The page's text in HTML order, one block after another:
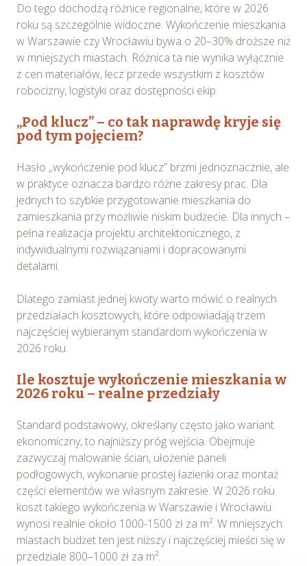
Do tego dochodzą różnice regionalne, które w 2026
roku są szczególnie widoczne. Wykończenie mieszkania
w Warszawie czy Wrocławiu bywa o 20–30% droższe niż
w mniejszych miastach. Różnica ta nie wynika wyłącznie
z cen materiałów, lecz przede wszystkim z kosztów
robocizny, logistyki oraz dostępności ekip.
„Pod klucz” – co tak naprawdę kryje się
pod tym pojęciem?
Hasło „wykończenie pod klucz” brzmi jednoznacznie, ale
w praktyce oznacza bardzo różne zakresy prac. Dla
jednych to szybkie przygotowanie mieszkania do
zamieszkania przy możliwie niskim budżecie. Dla innych –
pełna realizacja projektu architektonicznego, z
indywidualnymi rozwiązaniami i dopracowanymi
detalami.
Dlatego zamiast jednej kwoty warto mówić o realnych
przedziałach kosztowych, które odpowiadają trzem
najczęściej wybieranym standardom wykończenia w
2026 roku.
Ile kosztuje wykończenie mieszkania w
2026 roku – realne przedziały
Standard podstawowy, określany często jako wariant
ekonomiczny, to najniższy próg wejścia. Obejmuje
zazwyczaj malowanie ścian, ułożenie paneli
podłogowych, wykonanie prostej łazienki oraz montaż
części elementów we własnym zakresie. W 2026 roku
koszt takiego wykończenia w Warszawie i Wrocławiu
wynosi realnie około 1000-1500 zł za m². W mniejszych
miastach budżet ten jest niższy i najczęściej mieści się w
przedziale 800–1000 zł za m².